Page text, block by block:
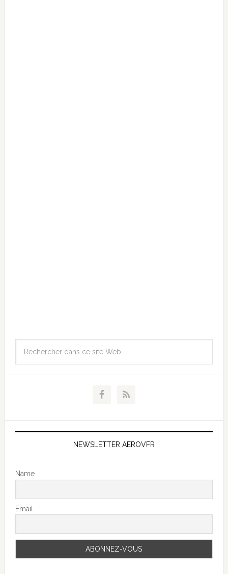
NEWSLETTER AEROVFR
Name
Email